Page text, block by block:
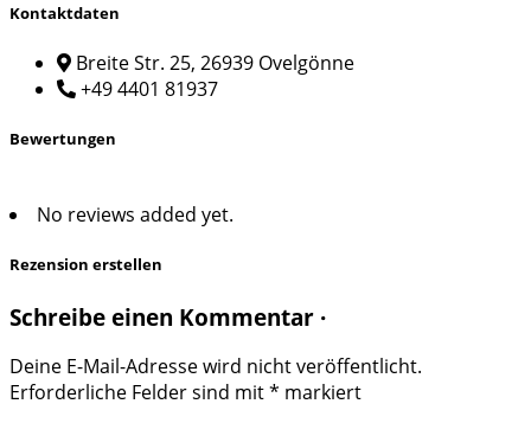
Kontaktdaten
Breite Str. 25, 26939 Ovelgönne
+49 4401 81937
Bewertungen
No reviews added yet.
Rezension erstellen
Schreibe einen Kommentar ·
Deine E-Mail-Adresse wird nicht veröffentlicht.
Erforderliche Felder sind mit* markiert